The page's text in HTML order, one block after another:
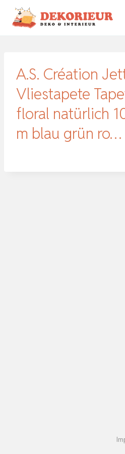
Zum
Inhalt
A.S. Création
Vliestapete
floral natürlich
m blau grün ro…